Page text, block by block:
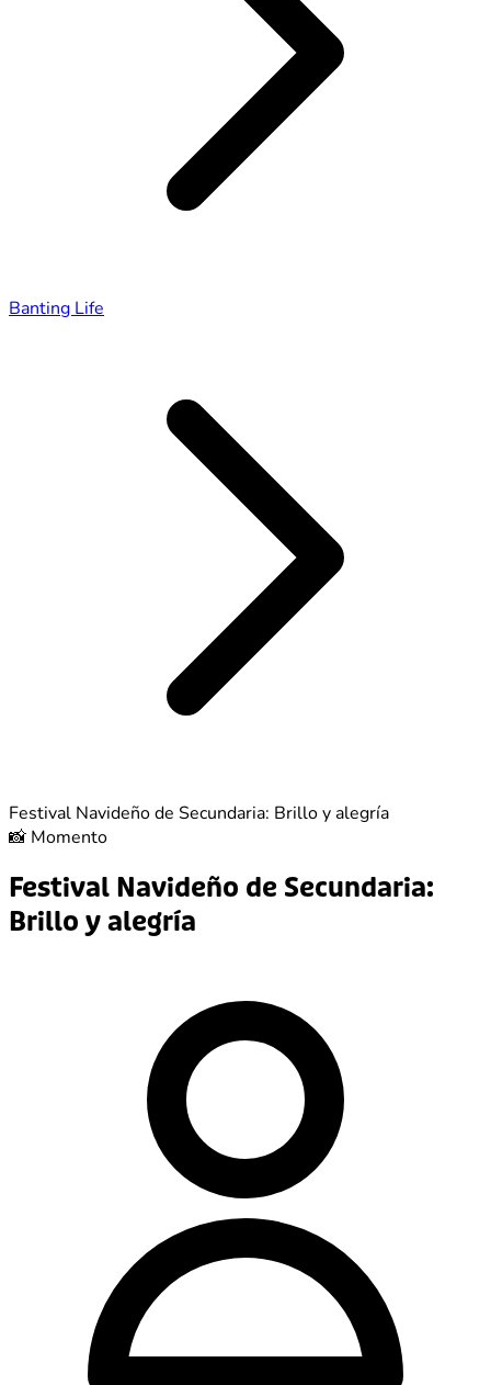
Banting Life
Festival Navideño de Secundaria: Brillo y alegría
📸 Momento
Festival Navideño de Secundaria:
Brillo y alegría